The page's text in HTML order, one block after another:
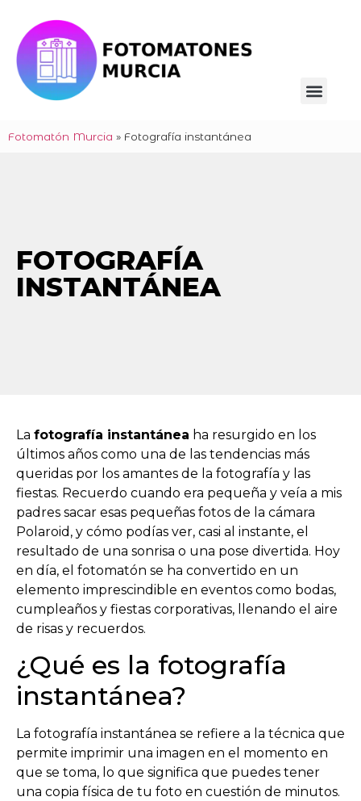
Fotomatón Murcia » Fotografía instantánea
FOTOGRAFÍA
INSTANTÁNEA
La fotografía instantánea ha resurgido en los
últimos años como una de las tendencias más
queridas por los amantes de la fotografía y las
fiestas. Recuerdo cuando era pequeña y veía a mis
padres sacar esas pequeñas fotos de la cámara
Polaroid, y cómo podías ver, casi al instante, el
resultado de una sonrisa o una pose divertida. Hoy
en día, el fotomatón se ha convertido en un
elemento imprescindible en eventos como bodas,
cumpleaños y fiestas corporativas, llenando el aire
de risas y recuerdos.
¿Qué es la fotografía
instantánea?
La fotografía instantánea se refiere a la técnica que
permite imprimir una imagen en el momento en
que se toma, lo que significa que puedes tener
una copia física de tu foto en cuestión de minutos.